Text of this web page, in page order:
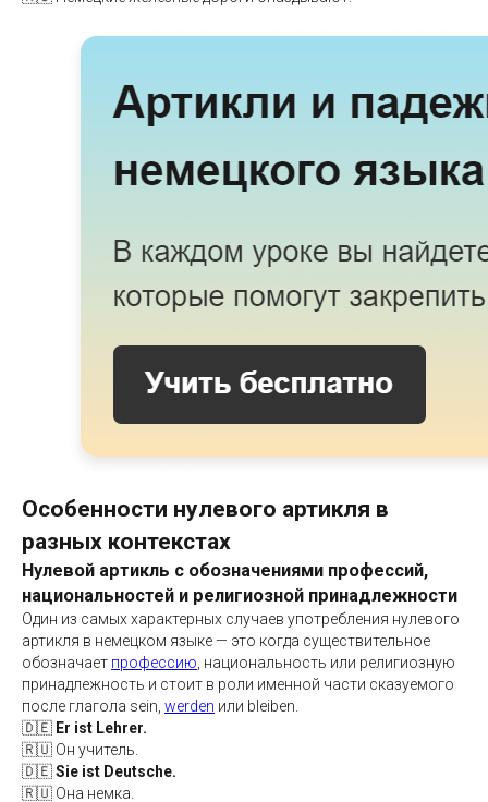
Особенности нулевого артикля в
разных контекстах
Нулевой артикль с обозначениями профессий,
национальностей и религиозной принадлежности
Один из самых характерных случаев употребления нулевого
артикля в немецком языке — это когда существительное
обозначает профессию , национальность или религиозную
принадлежность и стоит в роли именной части сказуемого
после глагола sein, werden или bleiben.
🇩🇪 Er ist Lehrer.
🇷🇺 Он учитель.
🇩🇪Sie ist Deutsche.
🇷🇺 Она немка.